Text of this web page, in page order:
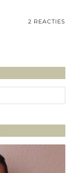
2 REACTIES